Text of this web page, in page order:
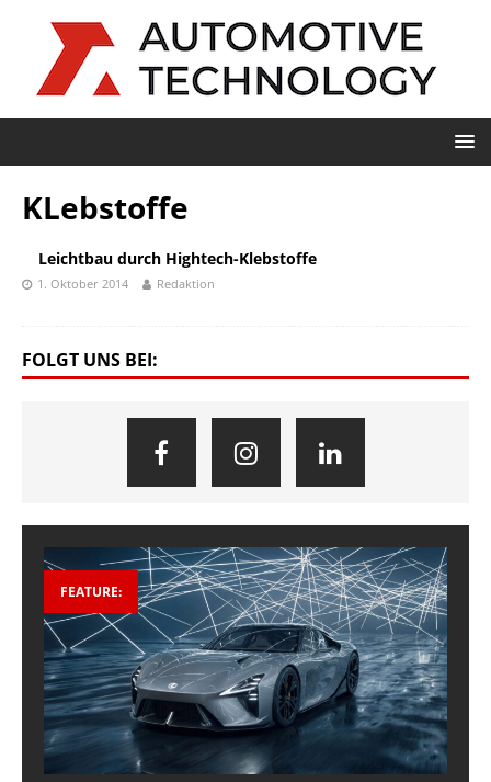
KLebstoffe
Leichtbau durch Hightech-Klebstoffe
1. Oktober 2014 Redaktion
FOLGT UNS BEI:
FEATURE: